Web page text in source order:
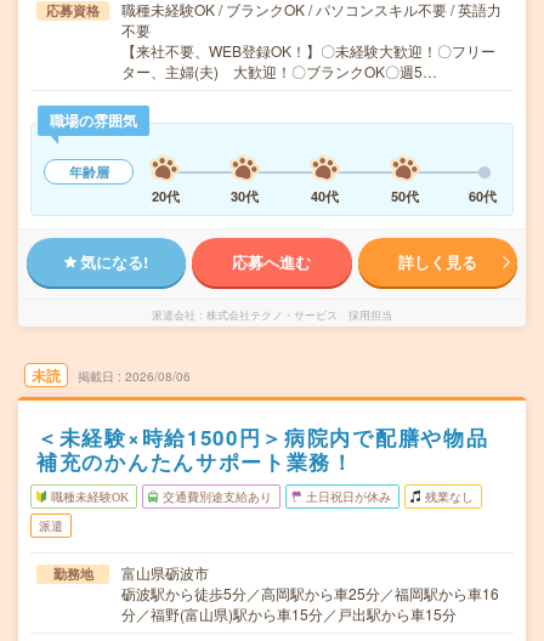
応募資格
職種未経験OK / ブランクOK / パソコンスキル不要 / 英語力
不要
【来社不要、WEB登録OK！】〇未経験大歓迎！〇フリー
ター、主婦(夫) 大歓迎！〇ブランクOK〇週5…
職場の雰囲気
年齢層
20代
30代 40代 50代 60代
気になる! 応募へ進む 詳しく見る
派遣会社 株式会社テクノ・サービス 採用担当
未読 掲載日 2026/08/06
＜未経験×時給1500円＞病院内で配膳や物品
補充のかんたんサポート業務！
職種未経験OK 交通費別途支給あり 土日祝日が休み 残業なし
派遣
勤務地
富山県砺波市
砺波駅から徒歩5分／高岡駅から車25分／福岡駅から車16
分／福野(富山県)駅から車15分／戸出駅から車15分